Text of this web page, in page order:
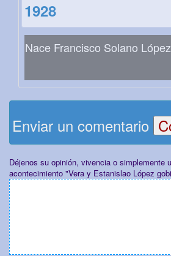
1928
Nace Francisco Solano López
Enviar un comentario
Déjenos su opinión, vivencia o simplemente
acontecimiento "Vera y Estanislao López